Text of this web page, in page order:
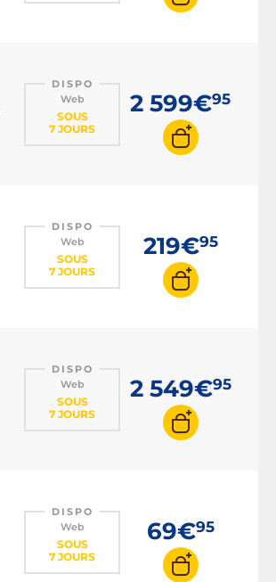
DISPO
Web
SOUS
7 JOURS
2 599€95
DISPO
Web
SOUS
7 JOURS
219€95
DISPO
Web
SOUS
7 JOURS
2 549€95
DISPO
Web
SOUS
7 JOURS
69€95